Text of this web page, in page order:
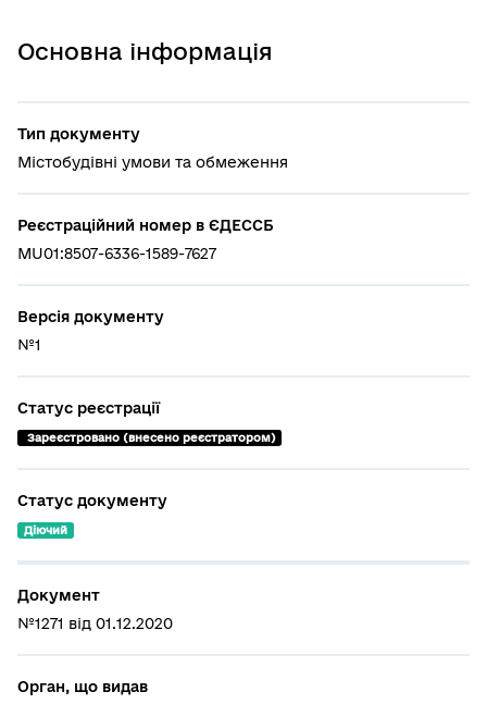
Основна інформація
Тип документу
Містобудівні умови та обмеження
Реєстраційний номер в ЄДЕССБ
MU01:8507-6336-1589-7627
Версія документу
№1
Статус реєстрації
Зареєстровано (внесено реєстратором)
Статус документу
Діючий
Документ
№1271 від 01.12.2020
Орган, що видав